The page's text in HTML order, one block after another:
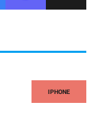
IPHONE